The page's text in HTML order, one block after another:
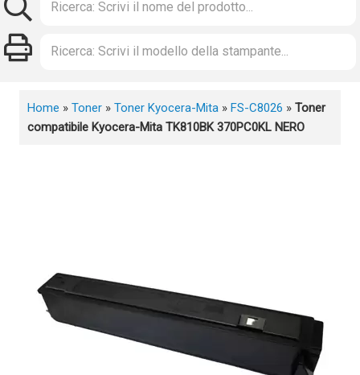
Home » Toner » Toner Kyocera-Mita » FS-C8026 » Toner
compatibile Kyocera-Mita TK810BK 370PC0KL NERO